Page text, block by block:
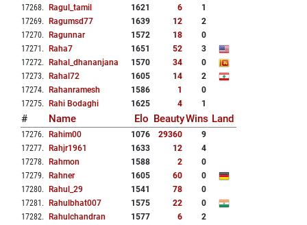
17268. Ragul_tamil 1621 6
1
17269. Ragumsd77 1639 12
2
17270. Ragunnar 1572 18
0
17271 . Raha7 1651 52
3
17272. Rahal_dhananjana 1570 34
0
17273. Rahal72 1605 14
2
17274. Rahanramesh 1586 1
0
17275. Rahi Bodaghi 1625 4 1
# Name Elo BeautyWins Land
17276. Rahim00 1076 29360
9
17277. Rahjr1961 1633 12
4
17278. Rahmon 1588 2
0
17279. Rahner 1605 60
0
17280. Rahul_29 1541 78
0
17281 . Rahulbhat007 1575 22
0
17282. Rahulchandran 1577 6
2